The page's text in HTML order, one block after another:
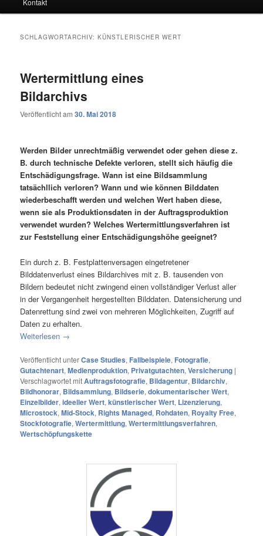
SCHLAGWORTARCHIV:KÜNSTLERISCHER WERT
Wertermittlung eines
Bildarchivs
Veröffentlicht am30. Mai 2018
Werden Bilder unrechtmäßig verwendet oder gehen diese z.
B. durch technische Defekte verloren, stellt sich häufig die
Entschädigungsfrage. Wann ist eine Bildsammlung
tatsächllich verloren? Wann und wie können Bilddaten
wiederbeschafft werden und welchen Wert haben diese,
wenn sie als Produktionsdaten in der Auftragsproduktion
verwendet wurden? Welches Wertermittlungsverfahren ist
zur Feststellung einer Entschädigungshöhe geeignet?
Ein durch z. B. Festplattenversagen eingetretener
Bilddatenverlust eines Bildarchives mit z. B. tausenden von
Bildern bedeutet nicht zwingend einen vollständiger Verlust aller
in der Vergangenheit hergestellten Bilddaten. Datensicherung und
Datenrettung sind zwei von mehreren Möglichkeiten, Zugriff auf
Daten zu erhalten.
Weiterlesen →
Veröffentlicht unterCase Studies, Fallbeispiele, Fotografie,
Gutachtenart,Medienproduktion, Privatgutachten,Versicherung |
Verschlagwortet mitAuftragsfotografie, Bildagentur, Bildarchiv,
Bildhonorar, Bildsammlung, Bildserie,dokumentarischer Wert,
Einzelbilder,ideeller Wert,künstlerischer Wert, Lizenzierung,
Microstock,Mid-Stock, Rights Managed, Rohdaten, Royalty Free,
Stockfotografie,Wertermittlung,Wertermittlungsverfahren,
Wertschöpfungskette